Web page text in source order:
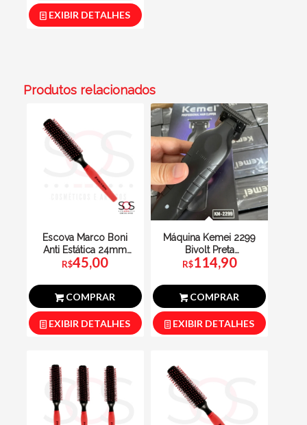
EXIBIR DETALHES
Produtos relacionados
Escova Marco Boni
Anti Estática 24mm
Cores Sortidas
R$45,00
COMPRAR
EXIBIR DETALHES
Máquina Kemei 2299
Bivolt Preta
Acabamento
R$114,90
COMPRAR
EXIBIR DETALHES